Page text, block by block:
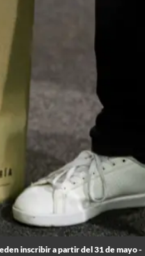
inscribir a partir del 31 de mayo -